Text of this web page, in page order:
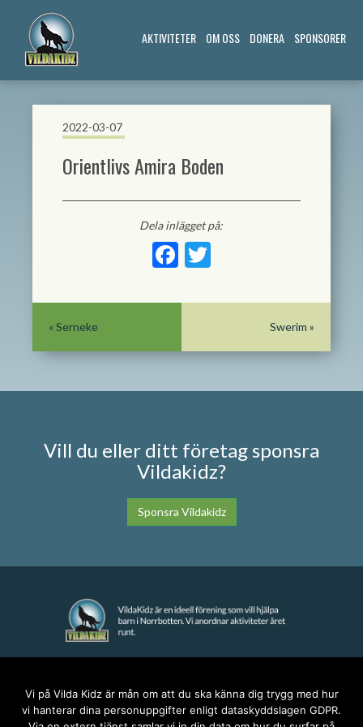
AKTIVITETER OM OSS DONERA SPONSORER
2022-03-07
Orientlivs Amira Boden
Dela inlägget på:
Facebook
Twitter
Swerim »
« Serneke
Vill du eller ditt företag sponsra
Vildakidz?
Sponsra Vildakidz
anna@vildakidz.se
Vi på Vilda Kidz är mån om att du ska känna dig trygg med hur
vi hanterar dina personuppgifter enligt dataskyddslagen GDPR.